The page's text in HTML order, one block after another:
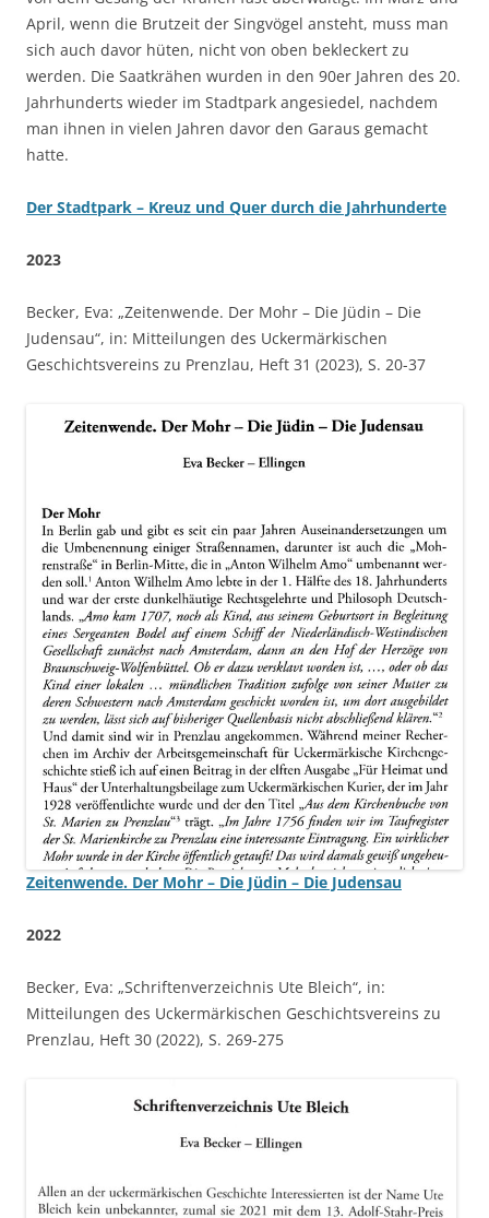
April, wenn die Brutzeit der Singvögel ansteht, muss man
sich auch davor hüten, nicht von oben bekleckert zu
werden. Die Saatkrähen wurden in den 90er Jahren des 20.
Jahrhunderts wieder im Stadtpark angesiedel, nachdem
man ihnen in vielen Jahren davor den Garaus gemacht
hatte.
Der Stadtpark – Kreuz und Quer durch die Jahrhunderte
2023
Becker, Eva: „Zeitenwende. Der Mohr – Die Jüdin – Die
Judensau“, in: Mitteilungen des Uckermärkischen
Geschichtsvereins zu Prenzlau, Heft 31 (2023), S. 20-37
Zeitenwende. Der Mohr – Die Jüdin – Die Judensau
2022
Becker, Eva: „Schriftenverzeichnis Ute Bleich“, in:
Mitteilungen des Uckermärkischen Geschichtsvereins zu
Prenzlau, Heft 30 (2022), S. 269-275